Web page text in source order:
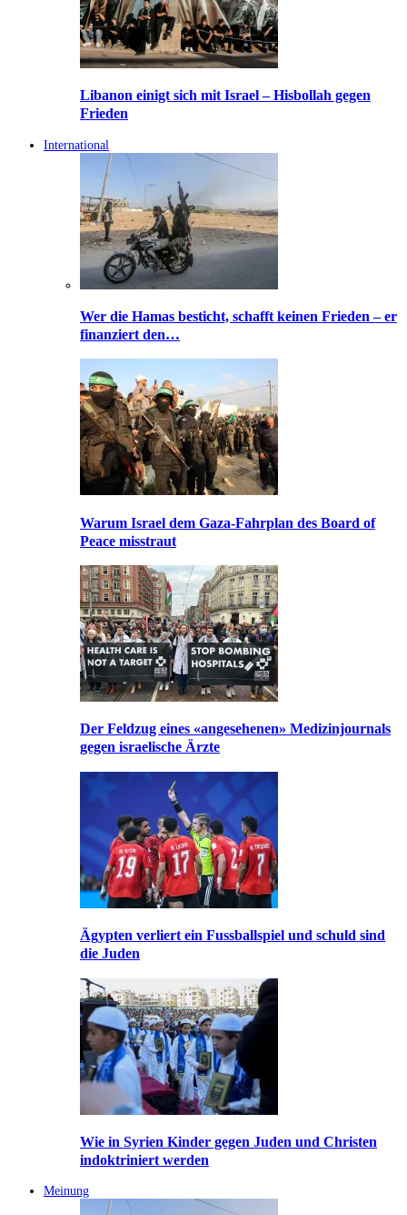
Libanon einigt sich mit Israel – Hisbollah gegen
Frieden
International
Wer die Hamas besticht, schafft keinen Frieden – er
finanziert den…
Warum Israel dem Gaza-Fahrplan des Board of
Peace misstraut
Der Feldzug eines «angesehenen» Medizinjournals
gegen israelische Ärzte
Ägypten verliert ein Fussballspiel und schuld sind
die Juden
Wie in Syrien Kinder gegen Juden und Christen
indoktriniert werden
Meinung